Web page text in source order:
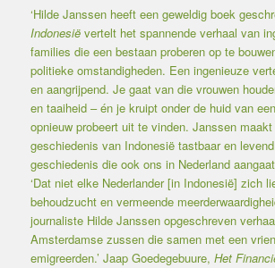
‘Hilde Janssen heeft een geweldig boek
Indonesiëvertelt het spannende verhaal van
families die een bestaan proberen op te
politieke omstandigheden. Een ingenieuze
en aangrijpend. Je gaat van die vrouwen
en taaiheid – én je kruipt onder de huid van
opnieuw probeert uit te vinden. Janssen
geschiedenis van Indonesië tastbaar en
geschiedenis die ook ons in Nederland
‘Dat niet elke Nederlander [in Indonesië] zich
behoudzucht en vermeende
journaliste Hilde Janssen opgeschreven
Amsterdamse zussen die samen met een
emigreerden.’ Jaap Goedegebuure, Het